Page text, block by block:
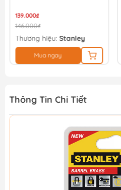
139.000₫
146.000₫
Thương hiệu: Stanley
Mua ngay
Thông Tin Chi Tiết